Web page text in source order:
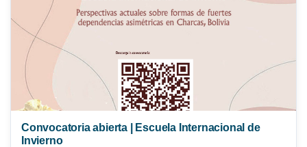
Convocatoria abierta | Escuela Internacional de
Invierno